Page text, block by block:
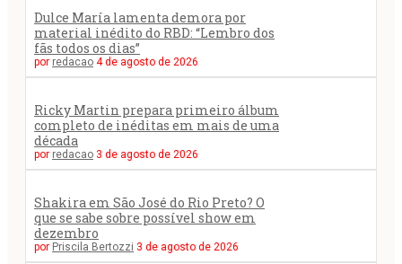
Dulce María lamenta demora por
material inédito do RBD: “Lembro dos
fãs todos os dias”
por redacao 4 de agosto de 2026
Ricky Martin prepara primeiro álbum
completo de inéditas em mais de uma
década
por redacao 3 de agosto de 2026
Shakira em São José do Rio Preto? O
que se sabe sobre possível show em
dezembro
por Priscila Bertozzi 3 de agosto de 2026